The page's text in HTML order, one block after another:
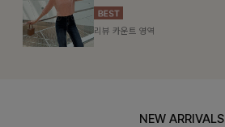
리뷰 카운트 영역
NEW ARRIVALS